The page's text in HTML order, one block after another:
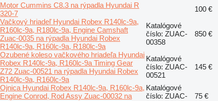
Motor Cummins C8.3 na rýpadla Hyundai R
320-7
100 €
Vačkový hriadeľ Hyundai Robex R140lc-9a,
R160lc-9a, R180lc-9a, Engine Camshaft
Zuac-0035 na rýpadla Hyundai Robex
R140lc-9a, R160lc-9a, R180lc-9a
Katalógové
číslo: ZUAC-
00358
850 €
Ozubené koleso vačkového hriadeľa Hyundai
Robex R140lc-9a, R160lc-9a Timing Gear
Z72 Zuac-00521 na rýpadla Hyundai Robex
R140lc-9a, R160lc-9a
Katalógové
číslo: ZUAC-
00521
145 €
Ojnica Hyundai Robex R140lc-9a, R160lc-9a,
Engine Conrod, Rod Assy Zuac-00032 na
Katalógové
číslo: ZUAC-
75 €